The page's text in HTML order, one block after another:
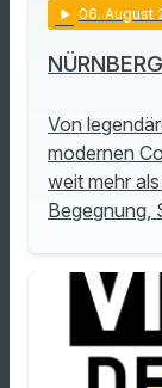
play_arrow 06. August
Von
modernen
weit mehr
Begegnung,